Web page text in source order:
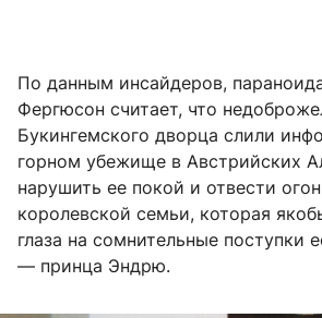
По данным инсайдеров,
Фергюсон считает, что
Букингемского дворца слили
горном убежище в Австрийских
нарушить ее покой и отвести
королевской семьи, которая
глаза на сомнительные поступки
— принца Эндрю.